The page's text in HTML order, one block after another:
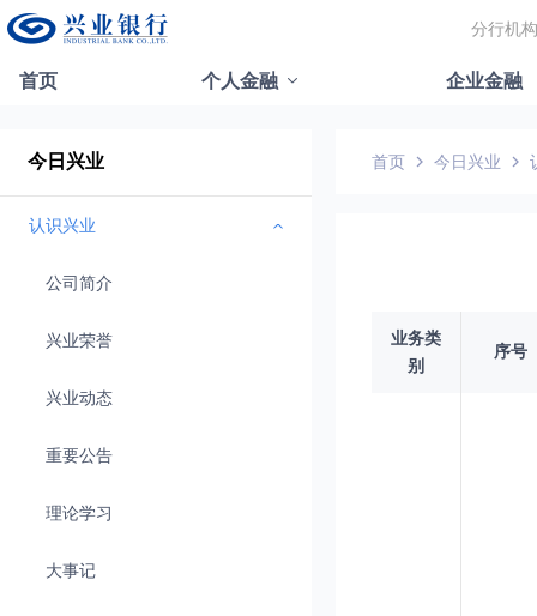
分行机构
首页 个人金融 企业金融
今日兴业
认识兴业
公司简介
兴业荣誉
兴业动态
重要公告
理论学习
大事记
首页 今日兴业
业务类
别
序号